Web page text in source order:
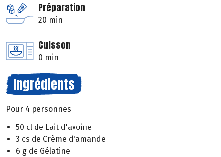
Préparation
20 min
Cuisson
0 min
Ingrédients
Pour 4 personnes
50 cl de Lait d'avoine
3 cs de Crème d'amande
6 g de Gélatine